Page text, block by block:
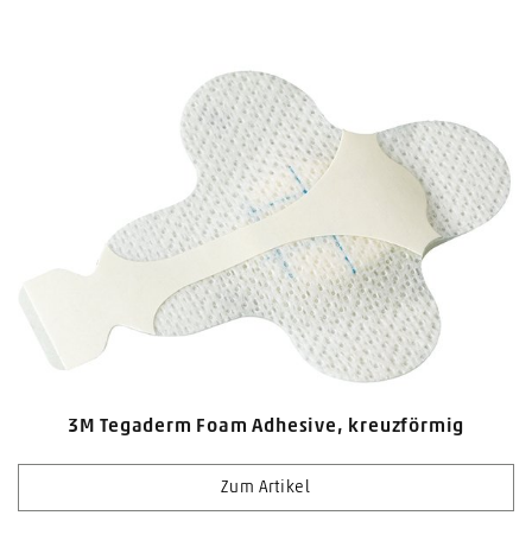
3M Tegaderm Foam Adhesive, kreuzförmig
Zum Artikel